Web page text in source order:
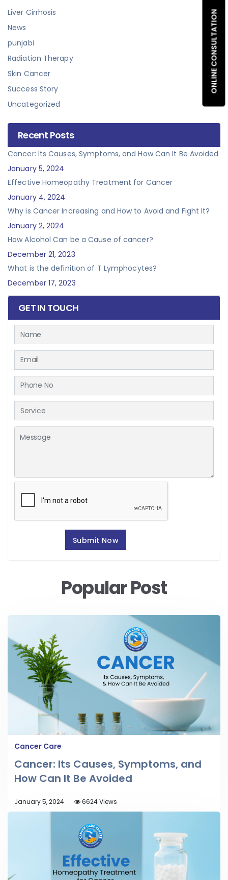
ONLINE CONSULTATION
Liver Cirrhosis
News
punjabi
Radiation Therapy
Skin Cancer
Success Story
Uncategorized
Recent Posts
Cancer: Its Causes, Symptoms, and How Can It Be Avoided
January 5, 2024
Effective Homeopathy Treatment for Cancer
January 4, 2024
Why is Cancer Increasing and How to Avoid and Fight It?
January 2, 2024
How Alcohol Can be a Cause of cancer?
December 21, 2023
What is the definition of T Lymphocytes?
December 17, 2023
GET IN TOUCH
Popular Post
Cancer Care
Cancer: Its Causes, Symptoms, and
How Can It Be Avoided
January 5, 2024 6624 Views